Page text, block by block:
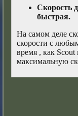
Скорость
быстрая.
На самом деле
скорости с
время , как Scout
максимальную